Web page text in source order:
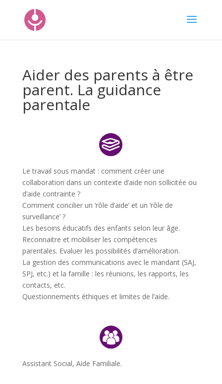
Aider des parents à être
parent. La guidance
parentale
Le travail sous mandat : comment créer une
collaboration dans un contexte d’aide non sollicitée ou
d’aide contrainte ?
Comment concilier un ‘rôle d’aide’ et un ‘rôle de
surveillance’ ?
Les besoins éducatifs des enfants selon leur âge.
Reconnaitre et mobiliser les compétences
parentales. Evaluer les possibilités d’amélioration.
La gestion des communications avec le mandant (SAJ,
SPJ, etc.) et la famille : les réunions, les rapports, les
contacts, etc.
Questionnements éthiques et limites de l’aide.
Assistant Social, Aide Familiale.